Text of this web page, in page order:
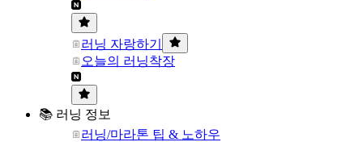
러닝 자랑하기
오늘의 러닝착장
📚 러닝 정보
러닝/마라톤 팁 & 노하우